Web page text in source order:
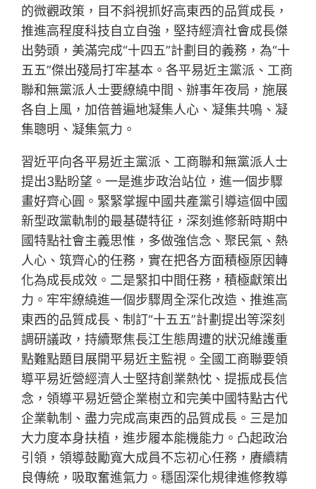
的微觀政策，目不斜視抓好高東西的品質成長，
推進高程度科技自立自強，堅持經濟社會成長傑
出勢頭，美滿完成“十四五”計劃目的義務，為“十
五五”傑出殘局打牢基本。各平易近主黨派、工商
聯和無黨派人士要繚繞中間、辦事年夜局，施展
各自上風，加倍普遍地凝集人心、凝集共鳴、凝
集聰明、凝集氣力。
習近平向各平易近主黨派、工商聯和無黨派人士
提出3點盼望。一是進步政治站位，進一個步驟
畫好齊心圓。緊緊掌握中國共產黨引導這個中國
新型政黨軌制的最基礎特征，深刻進修新時期中
國特點社會主義思惟，多做強信念、聚民氣、熱
人心、筑齊心的任務，實在把各方面積極原因轉
化為成長成效。二是緊扣中間任務，積極獻策出
力。牢牢繚繞進一個步驟周全深化改造、推進高
東西的品質成長、制訂“十五五”計劃提出等深刻
調研議政，持續聚焦長江生態周遭的狀況維護重
點難點題目展開平易近主監視。全國工商聯要領
導平易近營經濟人士堅持創業熱忱、提振成長信
念，領導平易近營企業樹立和完美中國特點古代
企業軌制、盡力完成高東西的品質成長。三是加
大力度本身扶植，進步履本能機能力。凸起政治
引領，領導鼓勵寬大成員不忘初心任務，賡續精
良傳統，吸取奮進氣力。穩固深化規律進修教導